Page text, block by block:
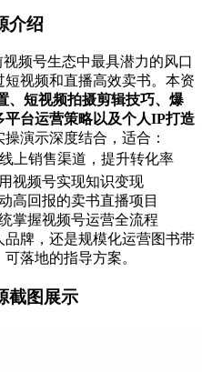
介绍
频号生态中最具潜力的风口
视频和直播高效卖书。本资
、短视频拍摄剪辑技巧、爆
台运营策略以及个人IP打造
演示深度结合，适合：
上销售渠道，提升转化率
视频号实现知识变现
回报的卖书直播项目
掌握视频号运营全流程
牌，还是规模化运营图书带
落地的指导方案。
截图展示